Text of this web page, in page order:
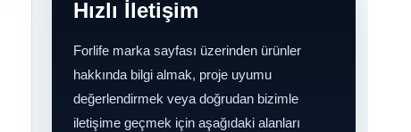
Hızlı İletişim
Forlife marka sayfası üzerinden ürünler
hakkında bilgi almak, proje uyumu
değerlendirmek veya doğrudan bizimle
iletişime geçmek için aşağıdaki alanları